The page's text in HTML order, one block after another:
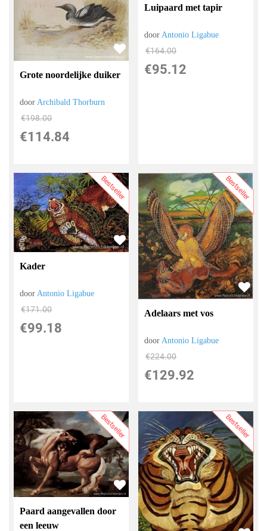
Grote noordelijke duiker
door Archibald Thorburn
€198.00
€114.84
Luipaard met tapir
door Antonio Ligabue
€164.00
€95.12
Bestseller
Kader
doorAntonio Ligabue
€171.00
€99.18
Bestseller
Adelaars met vos
door Antonio Ligabue
€224.00
€129.92
Bestseller
Paard aangevallen door
een leeuw
Bestseller